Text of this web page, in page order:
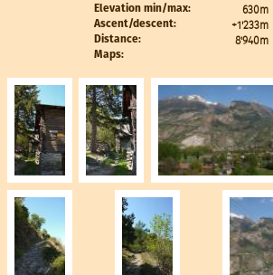
Elevation min/max: 630m
Ascent/descent: +1'233m
Distance: 8'940m
Maps: